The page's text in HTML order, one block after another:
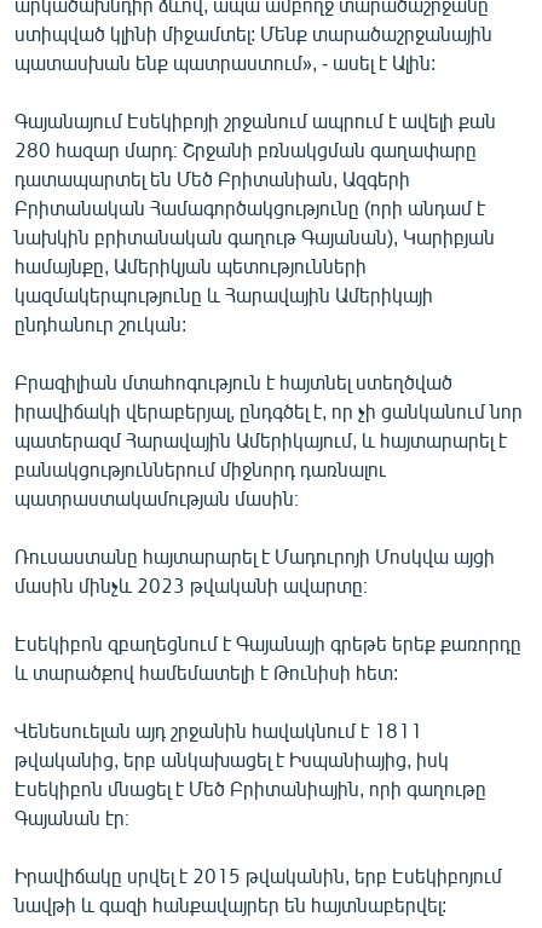
ստիպված կլինի միջամտել: Մենք տարածաշրջանային
պատասխան ենք պատրաստում», - ասել է Ալին:
Գայանայում Էսեկիբոյի շրջանում ապրում է ավելի քան
280 հազար մարդ։ Շրջանի բռնակցման գաղափարը
դատապարտել են Մեծ Բրիտանիան, Ազգերի
Բրիտանական Համագործակցությունը (որի անդամ է
նախկին բրիտանական գաղութ Գայանան), Կարիբյան
համայնքը, Ամերիկյան պետությունների
կազմակերպությունը և Հարավային Ամերիկայի
ընդհանուր շուկան:
Բրազիլիան մտահոգություն է հայտնել ստեղծված
իրավիճակի վերաբերյալ, ընդգծել է, որ չի ցանկանում նոր
պատերազմ Հարավային Ամերիկայում, և հայտարարել է
բանակցություններում միջնորդ դառնալու
պատրաստակամության մասին։
Ռուսաստանը հայտարարել է Մադուրոյի Մոսկվա այցի
մասին մինչև 2023 թվականի ավարտը։
Էսեկիբոն զբաղեցնում է Գայանայի գրեթե երեք քառորդը
և տարածքով համեմատելի է Թունիսի հետ:
Վենեսուելան այդ շրջանին հավակնում է 1811
թվականից, երբ անկախացել է Իսպանիայից, իսկ
Էսեկիբոն մնացել է Մեծ Բրիտանիային, որի գաղութը
Գայանան էր։
Իրավիճակը սրվել է 2015 թվականին, երբ Էսեկիբոյում
նավթի և գազի հանքավայրեր են հայտնաբերվել: